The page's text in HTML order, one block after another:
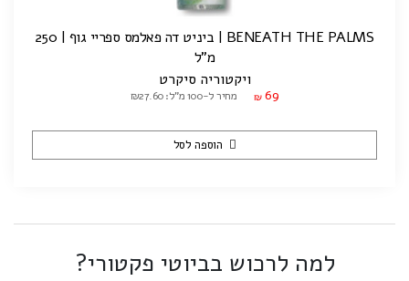
BENEATH THE PALMS | ביניט דה פאלמס ספריי גוף | 250
מ"ל
ויקטוריה סיקרט
₪ 69 מחיר ל-100 מ"ל: ₪27.60
הוספה לסל
למה לרכוש בביוטי פקטורי?